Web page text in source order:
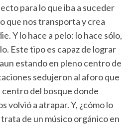
para lo que iba a suceder
que nos transporta y crea
Y lo hace a pelo: lo hace sólo,
Este tipo es capaz de lograr
estando en pleno centro de
sedujeron al aforo que
centro del bosque donde
volvió a atrapar. Y, ¿cómo lo
de un músico orgánico en